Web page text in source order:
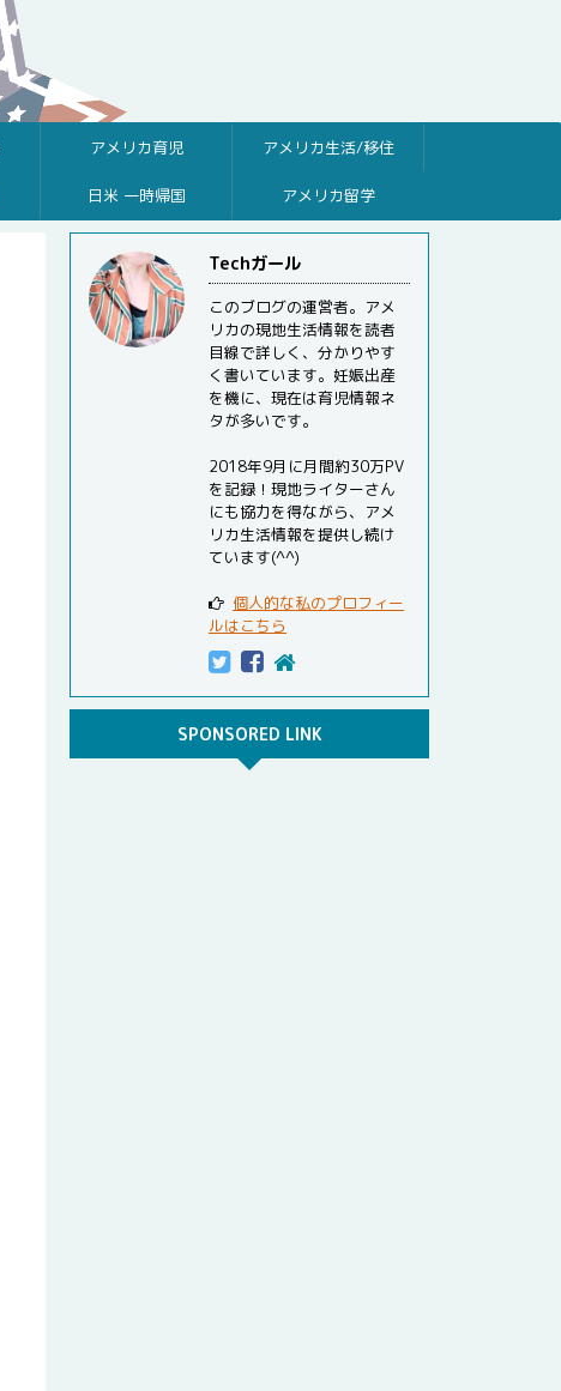
アメリカ育児 アメリカ生活/移住
日米 一時帰国 アメリカ留学
Techガール
このブログの運営者。アメ
リカの現地生活情報を読者
目線で詳しく、分かりやす
く書いています。妊娠出産
を機に、現在は育児情報ネ
タが多いです。
2018年9月に月間約30万PV
を記録！現地ライターさん
にも協力を得ながら、アメ
リカ生活情報を提供し続け
ています(^^)
個人的な私のプロフィー
ルはこちら
SPONSORED LINK